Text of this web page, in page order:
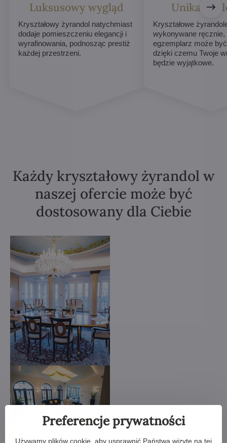
Luksusowy wygląd
Kryształowy żyrandol natychmiast
dodaje pomieszczeniu elegancji i
wyrafinowania, podnosząc prestiż
każdej przestrzeni.
Unikalne
Kryształowe
wykonywane
egzemplarz może
dzięki czemu Twoje
będzie wyjątkowe.
Każdy kryształowy żyrandol w
naszej ofercie może być
dostosowany dla Ciebie
Preferencje prywatności
Używamy plików cookie, aby usprawnić Państwa wizytę na tej